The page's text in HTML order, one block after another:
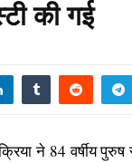
की गई
ने 84 वर्षीय पुरुष